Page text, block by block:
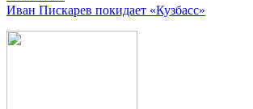
Иван Пискарев покидает «Кузбасс»